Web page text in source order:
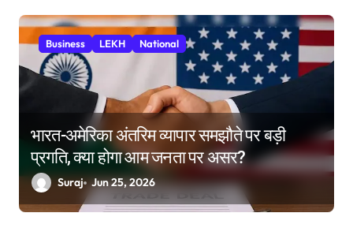
Business LEKH National
भारत-अमेरिका अंतरिम व्यापार समझौते पर बड़ी
प्रगति, क्या होगा आम जनता पर असर?
Suraj Jun 25, 2026